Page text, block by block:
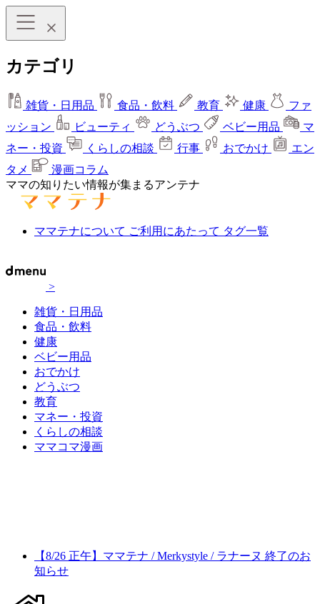
カテゴリ
雑貨・日用品 食品・飲料 教育 健康
ファ
ッション
ビューティ どうぶつ ベビー用品
マ
ネー・投資
くらしの相談 行事 おでかけ
エン
タメ
漫画コラム
ママの知りたい情報が集まるアンテナ
ママテナについて ご利用にあたって タグ一覧
>
雑貨・日用品
食品・飲料
健康
ベビー用品
おでかけ
どうぶつ
教育
マネー・投資
くらしの相談
ママコマ漫画
【8/26 正午】ママテナ / Merkystyle / ラナーヌ 終了のお
知らせ